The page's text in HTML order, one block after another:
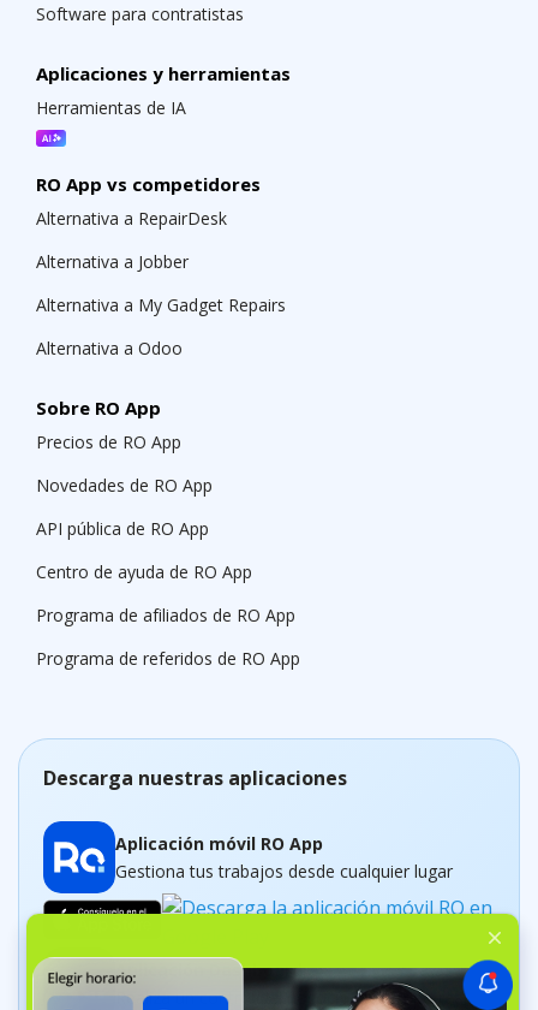
Software para contratistas
Aplicaciones y herramientas
Herramientas de IA
RO App vs competidores
Alternativa a RepairDesk
Alternativa a Jobber
Alternativa a My Gadget Repairs
Alternativa a Odoo
Sobre RO App
Precios de RO App
Novedades de RO App
API pública de RO App
Centro de ayuda de RO App
Programa de afiliados de RO App
Programa de referidos de RO App
Descarga nuestras aplicaciones
Aplicación móvil RO App
Gestiona tus trabajos desde cualquier lugar
Aplicación Dashboard
Realiza un control del negocio en tiempo real